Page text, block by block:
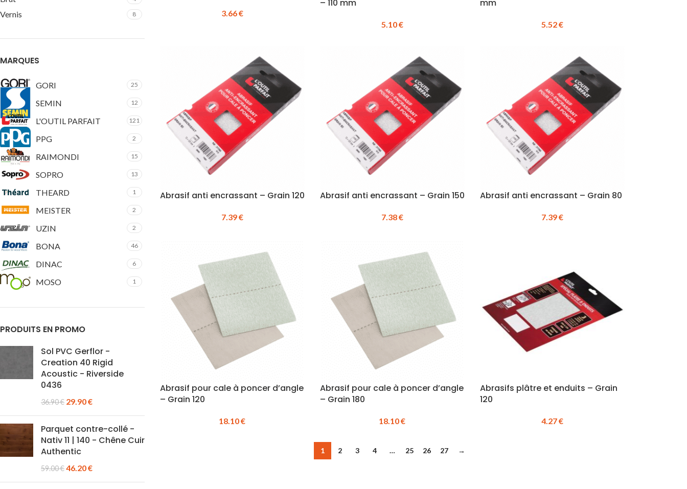
Vernis 8
MARQUES
GORI 25
SEMIN 12
L'OUTIL PARFAIT 121
PPG 2
RAIMONDI 15
SOPRO 13
THEARD 1
MEISTER 2
UZIN 2
BONA 46
DINAC 6
MOSO 1
PRODUITS EN PROMO
Sol PVC Gerflor -
Creation 40 Rigid
Acoustic - Riverside
0436
36.90€ 29.90€
Parquet contre-collé -
Nativ 11 | 140 - Chêne Cuir
Authentic
59.00€46.20€
3.66€
– 110 mm
5.10€
mm
5.52€
Abrasif anti encrassant – Grain 120
7.39€
Abrasif anti encrassant – Grain 150
7.38€
Abrasif anti encrassant – Grain 80
7.39€
Abrasif pour cale à poncer d’angle
– Grain 120
18.10€
Abrasif pour cale à poncer d’angle
– Grain 180
18.10€
Abrasifs plâtre et enduits – Grain
120
4.27€
1 2 3 4 … 25 26 27 →